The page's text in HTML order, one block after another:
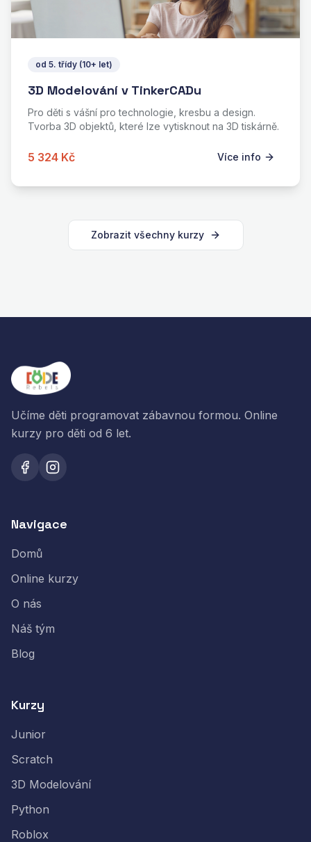
od 5. třídy (10+ let)
3D Modelování v TinkerCADu
Pro děti s vášní pro technologie, kresbu a design.
Tvorba 3D objektů, které lze vytisknout na 3D tiskárně.
5 324 Kč Více info
Zobrazit všechny kurzy
Učíme děti programovat zábavnou formou. Online
kurzy pro děti od 6 let.
Navigace
Domů
Online kurzy
O nás
Náš tým
Blog
Kurzy
Junior
Scratch
3D Modelování
Python
Roblox